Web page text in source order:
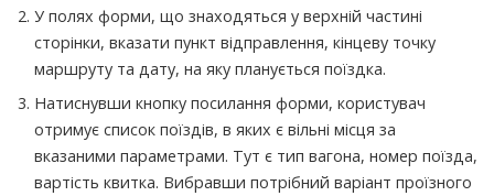
У полях форми, що знаходяться у верхній частині
сторінки, вказати пункт відправлення, кінцеву точку
маршруту та дату, на яку планується поїздка.
Натиснувши кнопку посилання форми, користувач
отримує список поїздів, в яких є вільні місця за
вказаними параметрами. Тут є тип вагона, номер поїзда,
вартість квитка. Вибравши потрібний варіант проїзного